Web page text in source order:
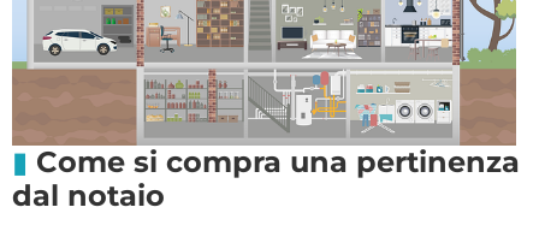
Come si compra una pertinenza
dal notaio